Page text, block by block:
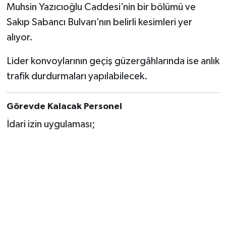
Muhsin Yazıcıoğlu Caddesi’nin bir bölümü ve
Sakıp Sabancı Bulvarı’nın belirli kesimleri yer
alıyor.
Lider konvoylarının geçiş güzergâhlarında ise anlık
trafik durdurmaları yapılabilecek.
Görevde Kalacak Personel
İdari izin uygulaması;